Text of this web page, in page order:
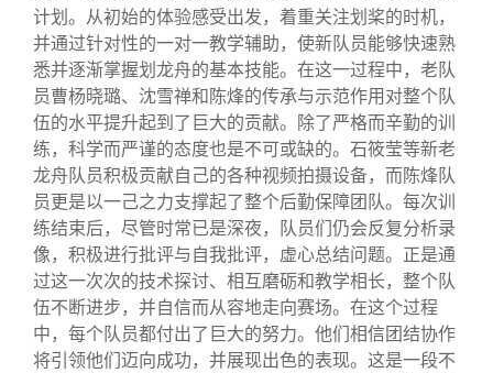
计划。从初始的体验感受出发，着重关注划桨的时机，
并通过针对性的一对一教学辅助，使新队员能够快速熟
悉并逐渐掌握划龙舟的基本技能。在这一过程中，老队
员曹杨晓璐、沈雪禅和陈烽的传承与示范作用对整个队
伍的水平提升起到了巨大的贡献。除了严格而辛勤的训
练，科学而严谨的态度也是不可或缺的。石筱莹等新老
龙舟队员积极贡献自己的各种视频拍摄设备，而陈烽队
员更是以一己之力支撑起了整个后勤保障团队。每次训
练结束后，尽管时常已是深夜，队员们仍会反复分析录
像，积极进行批评与自我批评，虚心总结问题。正是通
过这一次次的技术探讨、相互磨砺和教学相长，整个队
伍不断进步，并自信而从容地走向赛场。在这个过程
中，每个队员都付出了巨大的努力。他们相信团结协作
将引领他们迈向成功，并展现出色的表现。这是一段不